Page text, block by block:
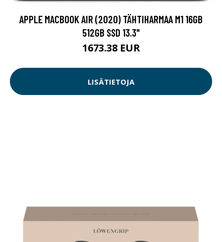
APPLE MACBOOK AIR (2020) TÄHTIHARMAA M1 16GB
512GB SSD 13.3"
1673.38 EUR
LISÄTIETOJA